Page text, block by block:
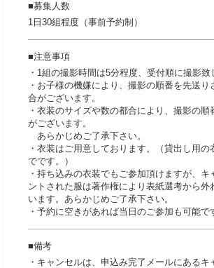
募集人数
1日30組程度（事前予約制）
注意事項
・1組の撮影時間は5分程度、受付順に撮影致
・お子様の機嫌により、撮影の順番を先送り
合がございます。
・衣装のサイズや数の都合により、撮影の順
がございます。
あらかじめご了承下さい。
・衣装はご用意しております。（貸出し用の
でです。）
・持ち込みの衣装でもご参加頂けますが、キ
ントされた服は著作権により表紙選考から外
います。あらかじめご了承下さい。
・予約に空きがあれば当日のご参加も可能で
備考
・キャンセルは、申込み完了メールにあるキ